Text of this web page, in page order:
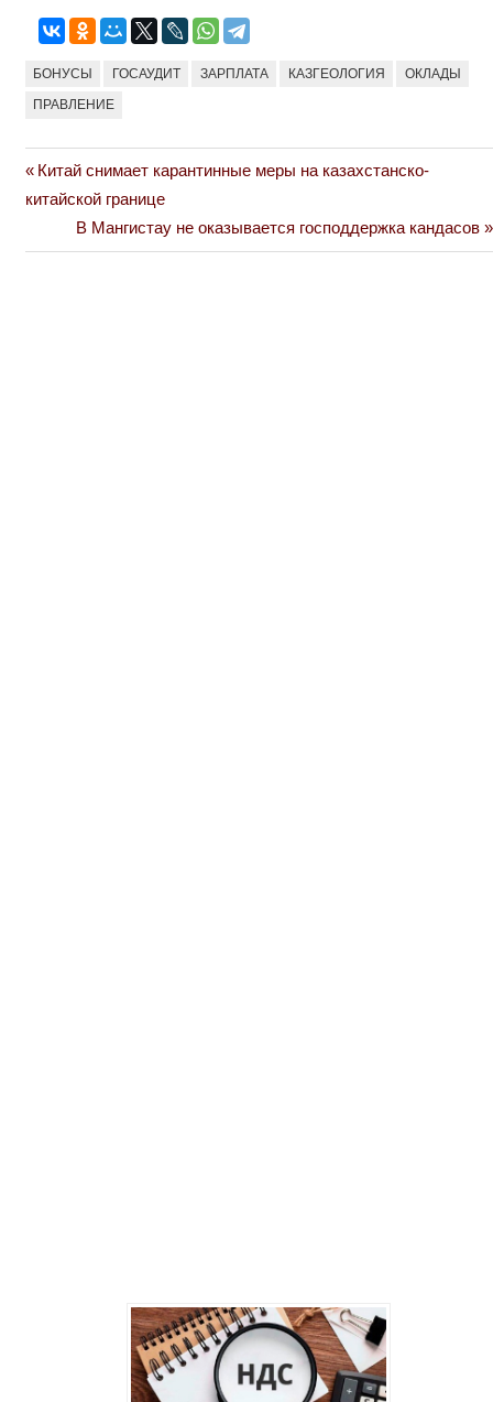
БОНУСЫ ГОСАУДИТ ЗАРПЛАТА КАЗГЕОЛОГИЯ ОКЛАДЫ
ПРАВЛЕНИЕ
Навигация
Previous
Post:
Китай снимает карантинные меры на казахстанско-
китайской границе
Next
Post:
В Мангистау не оказывается господдержка кандасов